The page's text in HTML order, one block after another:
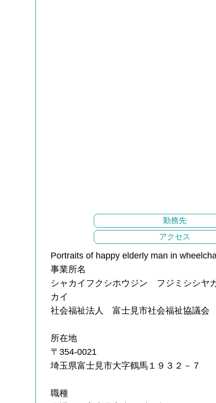
勤務先
アクセス
Portraits of happy elderly man in
事業所名
シャカイフクシホウジン フジミシシヤ
カイ
社会福祉法人 富士見市社会福祉協議会
所在地
〒354-0021
埼玉県富士見市大字鶴馬１９３２－７
職種